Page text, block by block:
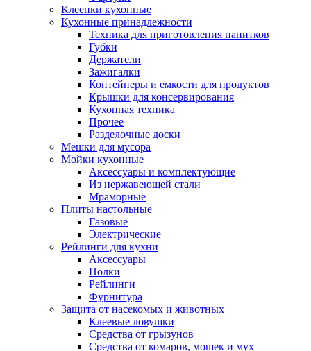
Клеенки кухонные
Кухонные принадлежности
Техника для приготовления напитков
Губки
Держатели
Зажигалки
Контейнеры и емкости для продуктов
Крышки для консервирования
Кухонная техника
Прочее
Разделочные доски
Мешки для мусора
Мойки кухонные
Аксессуары и комплектующие
Из нержавеющей стали
Мраморные
Плиты настольные
Газовые
Электрические
Рейлинги для кухни
Аксессуары
Полки
Рейлинги
Фурнитура
Защита от насекомых и животных
Клеевые ловушки
Средства от грызунов
Средства от комаров, мошек и мух